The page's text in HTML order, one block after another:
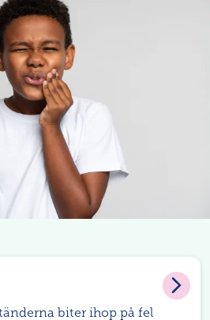
biter ihop på fel